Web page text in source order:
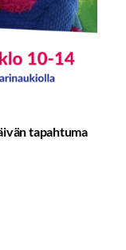
tapahtuma